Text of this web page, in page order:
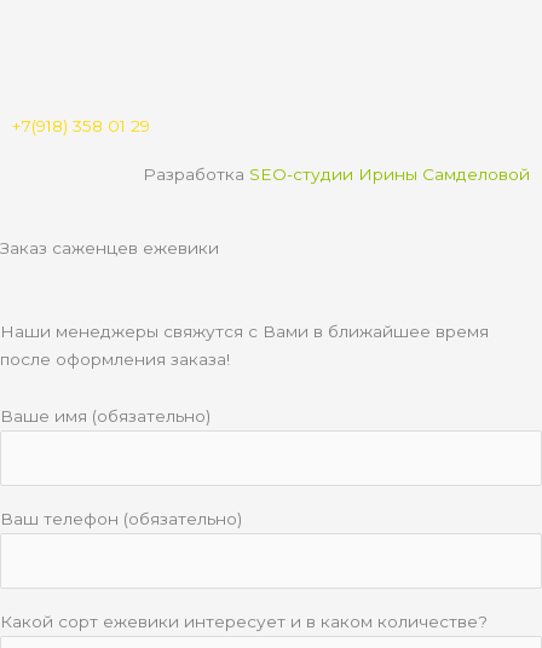
n
+7(918) 358 01 29
Разработка SEO-студии Ирины Самделовой
Заказ саженцев ежевики
Наши менеджеры свяжутся с Вами в ближайшее время
после оформления заказа!
Ваше имя (обязательно)
Ваш телефон (обязательно)
Какой сорт ежевики интересует и в каком количестве?